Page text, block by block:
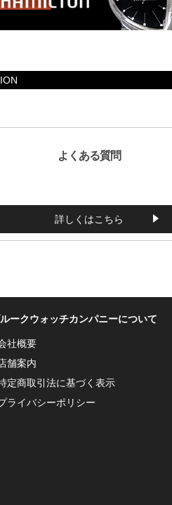
よくある質問
詳しくはこちら
ークウォッチカンパニーについて
社概要
舗案内
定商取引法に基づく表示
ライバシーポリシー